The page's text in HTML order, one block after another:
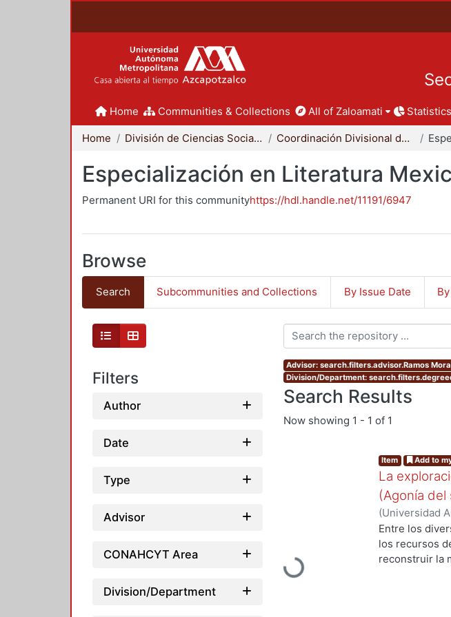
Home Communities & Collections All of Zaloamati Statistics
Home División de Ciencias Sociales y Humanidades Coordinación Divisional de Posgrado
Especialización en Literatura
Permanent URI for this communityhttps://hdl.handle.net/11191/6947
Browse
Search Subcommunities and Collections By Issue Date
Filters
Author
Date
Type
Advisor
CONAHCYT Area
Division/Department
Advisor: search.filters.advisor.Ramos
Division/Department:
Search Results
Now showing 1 - 1 of 1
Loading...
Item Add to
La
(Agonía del
(Universidad
de Servicios
Entre los
los recursos
reconstruir la